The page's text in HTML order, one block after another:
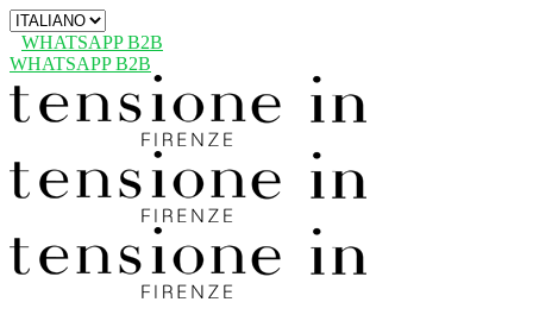
Scegli
una
lingua
WHATSAPP B2B
WHATSAPP B2B